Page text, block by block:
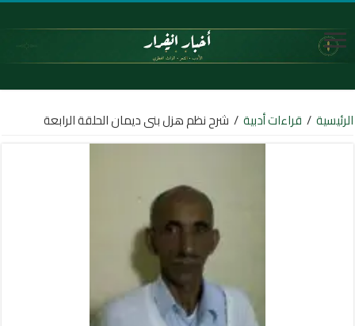
الرئيسية / قراءات أدبية / شرح نظم هزل بنى ديمان الحلقة الرابعة